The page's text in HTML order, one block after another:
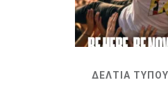
ΔΕΛΤΙΑ ΤΥΠΟΥ